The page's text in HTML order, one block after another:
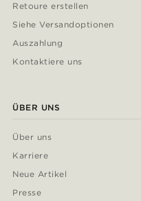
Retoure erstellen
Siehe Versandoptionen
Auszahlung
Kontaktiere uns
ÜBER UNS
Über uns
Karriere
Neue Artikel
Presse